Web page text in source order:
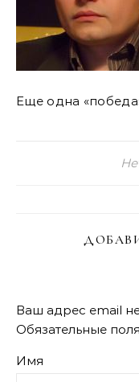
Еще одна
Ваш адрес email
Обязательные
Имя